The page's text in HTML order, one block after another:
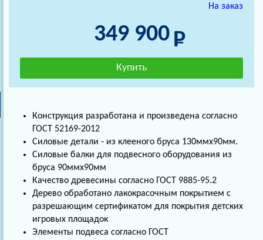
На заказ
349 900
Конструкция разработана и произведена согласно
ГОСТ 52169-2012
Силовые детали - из клееного бруса 130ммх90мм.
Силовые балки для подвесного оборудования из
бруса 90ммх90мм
Качество древесины согласно ГОСТ 9885-95.2
Дерево обработано лакокрасочным покрытием с
разрешающим сертификатом для покрытия детских
игровых площадок
Элементы подвеса согласно ГОСТ